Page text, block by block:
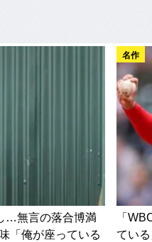
…無言の落合博満
「俺が座っている
名作
「
てい